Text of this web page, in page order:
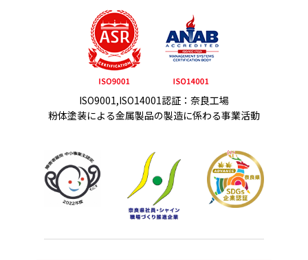
ISO9001,ISO14001認証：奈良工場
粉体塗装による金属製品の製造に係わる事業活動